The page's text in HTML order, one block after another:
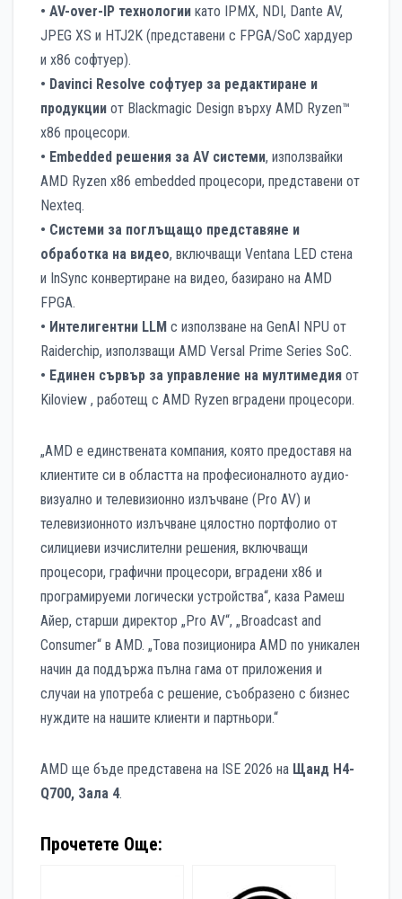
• AV-over-IP технологии като IPMX, NDI, Dante AV,
JPEG XS и HTJ2K (представени с FPGA/SoC хардуер
и x86 софтуер).
• Davinci Resolve софтуер за редактиране и
продукции от Blackmagic Design върху AMD Ryzen™
x86 процесори.
• Embedded решения за AV системи, използвайки
AMD Ryzen x86 embedded процесори, представени от
Nexteq.
• Системи за поглъщащо представяне и
обработка на видео, включващи Ventana LED стена
и InSync конвертиране на видео, базирано на AMD
FPGA.
• Интелигентни LLM с използване на GenAI NPU от
Raiderchip, използващи AMD Versal Prime Series SoC.​
• Единен сървър за управление на мултимедия от
Kiloview , работещ с AMD Ryzen вградени процесори.
„AMD е единствената компания, която предоставя на
клиентите си в областта на професионалното аудио-
визуално и телевизионно излъчване (Pro AV) и
телевизионното излъчване цялостно портфолио от
силициеви изчислителни решения, включващи
процесори, графични процесори, вградени x86 и
програмируеми логически устройства“, каза Рамеш
Айер, старши директор „Pro AV“, „Broadcast and
Consumer“ в AMD. „Това позиционира AMD по уникален
начин да поддържа пълна гама от приложения и
случаи на употреба с решение, съобразено с бизнес
нуждите на нашите клиенти и партньори.“
AMD ще бъде представена на ISE 2026 на Щанд H4-
Q700, Зала 4.
Прочетете Още: